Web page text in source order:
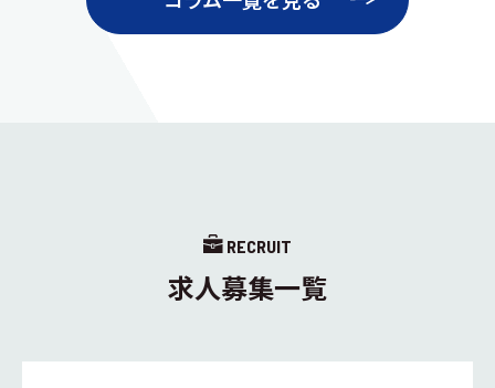
RECRUIT
求人募集一覧